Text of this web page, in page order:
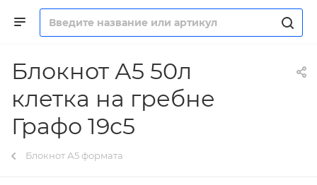
Блокнот А5 50л
клетка на гребне
Графо 19с5
Блокнот А5 формата